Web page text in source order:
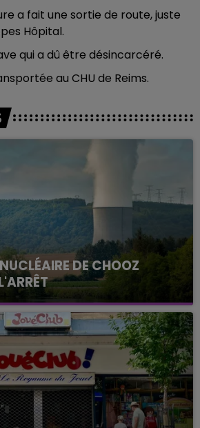
a fait une sortie de route, juste
Hôpital.
qui a dû être désincarcéré.
au CHU de Reims.
DE CHOOZ
semaine que la centrale
est à l'arrêt. Une situation
intense qui est toujours